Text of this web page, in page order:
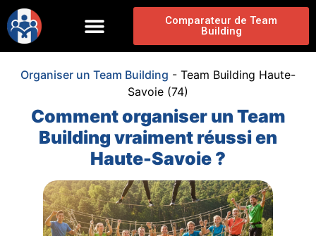
Comparateur de Team
Building
Organiser un Team Building - Team Building Haute-
Savoie (74)
Comment organiser un Team
Building vraiment réussi en
Haute-Savoie ?